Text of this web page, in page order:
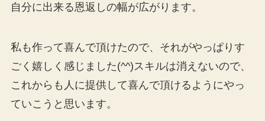
自分に出来る恩返しの幅が広がります。
私も作って喜んで頂けたので、それがやっぱりす
ごく嬉しく感じました(^^)スキルは消えないので、
これからも人に提供して喜んで頂けるようにやっ
ていこうと思います。